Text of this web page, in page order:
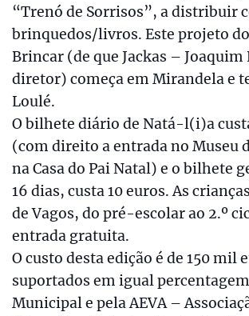
“Trenó de Sorrisos”, a distribuir
brinquedos/livros. Este projeto
Brincar (de que Jackas – Joaquim
diretor) começa em Mirandela e
Loulé.
O bilhete diário de Natá-l(i)a
(com direito a entrada no Museu
na Casa do Pai Natal) e o bilhete
16 dias, custa 10 euros. As
de Vagos, do pré-escolar ao 2.º
entrada gratuita.
O custo desta edição é de 150 mil
suportados em igual
Municipal e pela AEVA –